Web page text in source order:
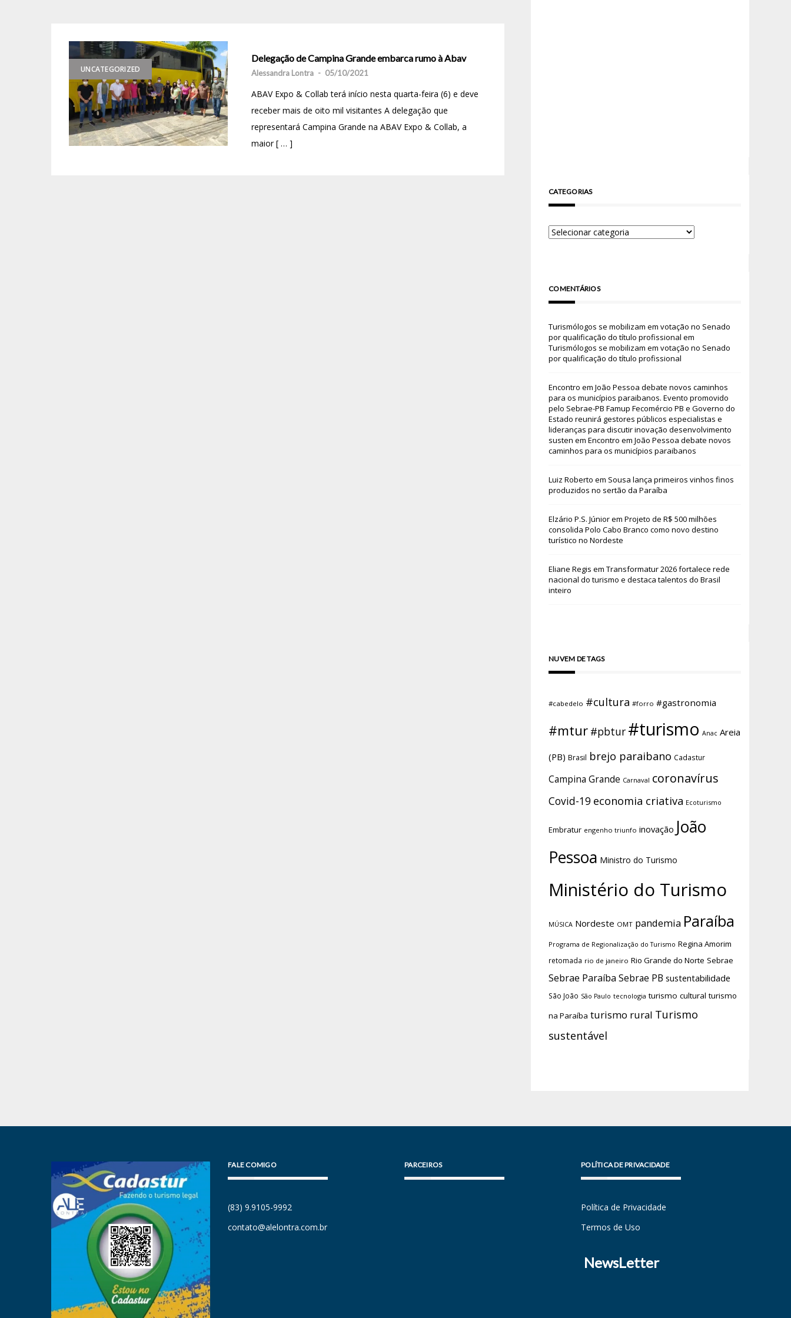
UNCATEGORIZED
Delegação de Campina Grande embarca rumo à Abav
Alessandra Lontra - 05/10/2021
ABAV Expo & Collab terá início nesta quarta-feira (6) e deve
receber mais de oito mil visitantes A delegação que
representará Campina Grande na ABAV Expo & Collab, a
maior [ … ]
CATEGORIAS
COMENTÁRIOS
Turismólogos se mobilizam em votação no Senado
por qualificação do título profissional em
Turismólogos se mobilizam em votação no Senado
por qualificação do título profissional
Encontro em João Pessoa debate novos caminhos
para os municípios paraibanos. Evento promovido
pelo Sebrae-PB Famup Fecomércio PB e Governo do
Estado reunirá gestores públicos especialistas e
lideranças para discutir inovação desenvolvimento
susten em Encontro em João Pessoa debate novos
caminhos para os municípios paraibanos
Luiz Roberto em Sousa lança primeiros vinhos finos
produzidos no sertão da Paraíba
Elzário P.S. Júniorem Projeto de R$ 500 milhões
consolida Polo Cabo Branco como novo destino
turístico no Nordeste
Eliane Regis em Transformatur 2026 fortalece rede
nacional do turismo e destaca talentos do Brasil
inteiro
NUVEM DE TAGS
#cabedelo #cultura #forro #gastronomia
#mtur #pbtur #turismo Anac Areia
(PB) Brasil brejo paraibano Cadastur
Campina Grande Carnaval coronavírus
Covid-19 economia criativa Ecoturismo
Embratur engenho triunfo inovação João
Pessoa Ministro do Turismo
Ministério do Turismo
MÚSICA Nordeste OMT pandemia Paraíba
Programa de Regionalização do Turismo Regina Amorim
retomada rio de janeiro Rio Grande do Norte Sebrae
Sebrae Paraíba Sebrae PB sustentabilidade
São João São Paulo tecnologia turismo cultural turismo
na Paraíba turismo rural Turismo
sustentável
FALE COMIGO
(83) 9.9105-9992
contato@alelontra.com.br
PARCEIROS POLÍTICA DE PRIVACIDADE
Política de Privacidade
Termos de Uso
NewsLetter